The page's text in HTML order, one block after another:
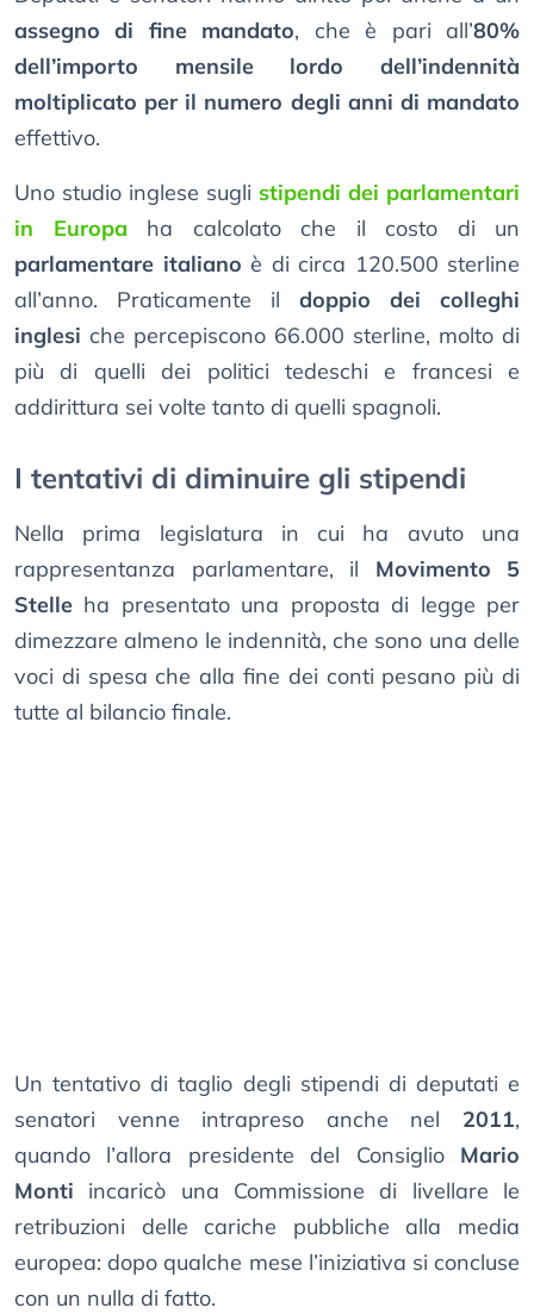
assegno di fine mandato, che è pari all’80%
dell’importo mensile lordo dell’indennità
moltiplicato per il numero degli anni di mandato
effettivo.
Uno studio inglese sugli stipendi dei parlamentari
in Europa ha calcolato che il costo di un
parlamentare italiano è di circa 120.500 sterline
all’anno. Praticamente il doppio dei colleghi
inglesi che percepiscono 66.000 sterline, molto di
più di quelli dei politici tedeschi e francesi e
addirittura sei volte tanto di quelli spagnoli.
I tentativi di diminuire gli stipendi
Nella prima legislatura in cui ha avuto una
rappresentanza parlamentare, il Movimento 5
Stelle ha presentato una proposta di legge per
dimezzare almeno le indennità, che sono una delle
voci di spesa che alla fine dei conti pesano più di
tutte al bilancio finale.
Un tentativo di taglio degli stipendi di deputati e
senatori venne intrapreso anche nel 2011,
quando l’allora presidente del Consiglio Mario
Monti incaricò una Commissione di livellare le
retribuzioni delle cariche pubbliche alla media
europea: dopo qualche mese l’iniziativa si concluse
con un nulla di fatto.